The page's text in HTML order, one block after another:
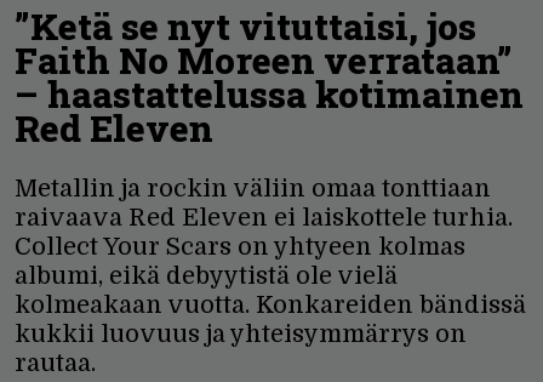
”Ketä se nyt vituttaisi, jos
Faith No Moreen verrataan”
– haastattelussa kotimainen
Red Eleven
Metallin ja rockin väliin omaa tonttiaan
raivaava Red Eleven ei laiskottele turhia.
Collect Your Scars on yhtyeen kolmas
albumi, eikä debyytistä ole vielä
kolmeakaan vuotta. Konkareiden bändissä
kukkii luovuus ja yhteisymmärrys on
rautaa.